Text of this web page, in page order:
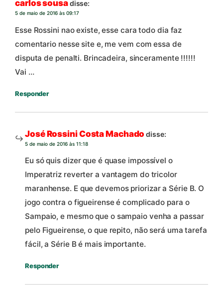
carlos sousadisse:
5 de maio de 2016 às 09:17
Esse Rossini nao existe, esse cara todo dia faz
comentario nesse site e, me vem com essa de
disputa de penalti. Brincadeira, sinceramente !!!!!!
Vai …
Responder
José Rossini Costa Machado disse:
5 de maio de 2016 às 11:18
Eu só quis dizer que é quase impossível o
Imperatriz reverter a vantagem do tricolor
maranhense. E que devemos priorizar a Série B. O
jogo contra o figueirense é complicado para o
Sampaio, e mesmo que o sampaio venha a passar
pelo Figueirense, o que repito, não será uma tarefa
fácil, a Série B é mais importante.
Responder